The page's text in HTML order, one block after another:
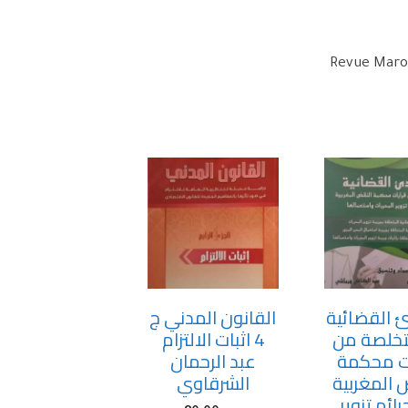
Revue
القضائية
من
محكمة
المغربية
القانون المدني ج
4 اثبات الالتزام
عبد الرحمان
الشرقاوي